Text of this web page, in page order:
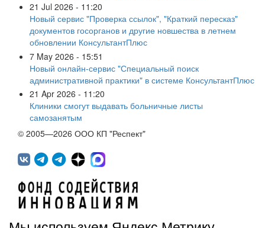
21 Jul 2026 - 11:20
Новый сервис "Проверка ссылок", "Краткий пересказ"
документов госорганов и другие новшества в летнем
обновлении КонсультантПлюс
7 May 2026 - 15:51
Новый онлайн-сервис "Специальный поиск
административной практики" в системе КонсультантПлюс
21 Apr 2026 - 11:20
Клиники смогут выдавать больничные листы
самозанятым
© 2005—2026 ООО КП "Респект"